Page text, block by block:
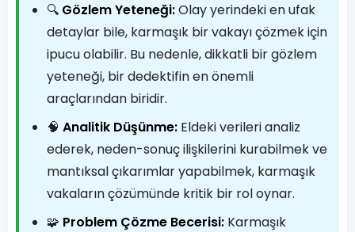
🔍 Gözlem Yeteneği:Olay yerindeki en ufak
detaylar bile, karmaşık bir vakayı çözmek için
ipucu olabilir. Bu nedenle, dikkatli bir gözlem
yeteneği, bir dedektifin en önemli
araçlarından biridir.
🧠 Analitik Düşünme: Eldeki verileri analiz
ederek, neden-sonuç ilişkilerini kurabilmek ve
mantıksal çıkarımlar yapabilmek, karmaşık
vakaların çözümünde kritik bir rol oynar.
🧩 Problem Çözme Becerisi: Karmaşık